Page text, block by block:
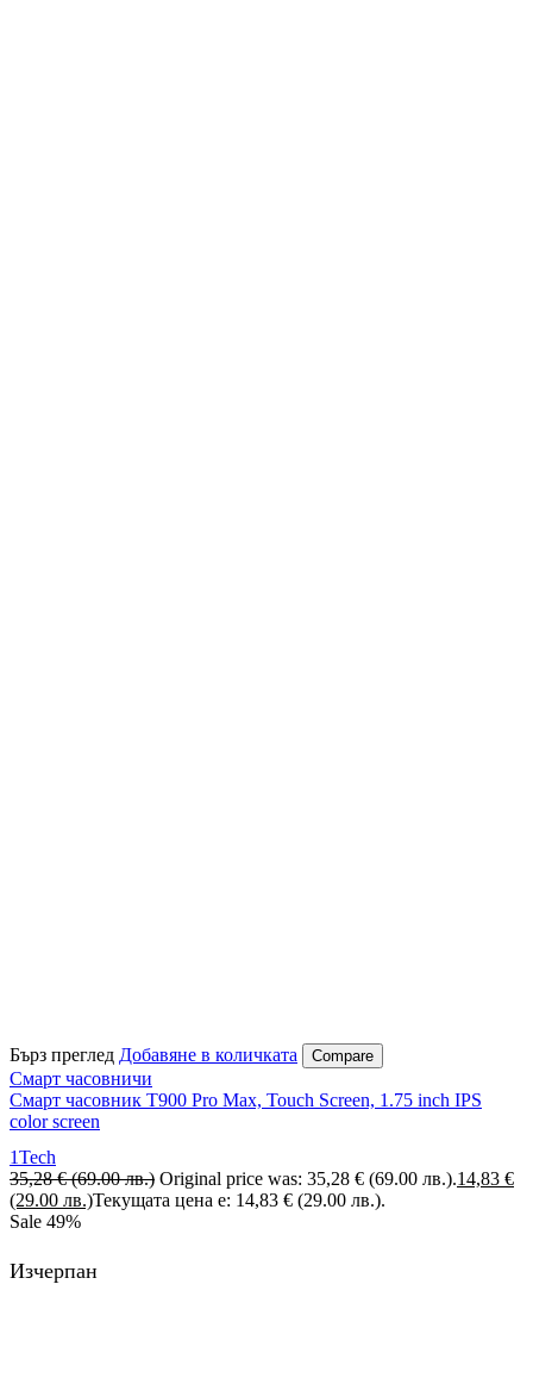
Бърз преглед Добавяне в количката Compare
Смарт часовничи
Смарт часовник T900 Pro Max, Touch Screen, 1.75 inch IPS
color screen
1Tech
35,28€ (69.00 лв.) Original price was: 35,28 € (69.00 лв.).14,83 €
(29.00 лв.)Текущата цена е: 14,83 € (29.00 лв.).
Sale 49%
Изчерпан